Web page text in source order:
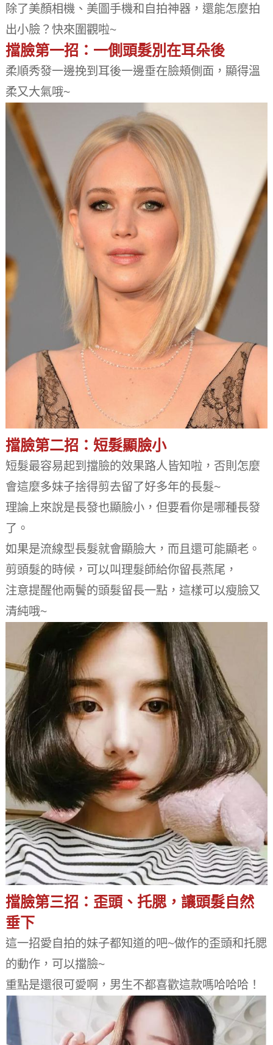
除了美顏相機、美圖手機和自拍神器，還能怎麼拍
出小臉？ 快來圍觀啦~
擋臉第一招：一側頭髮別在耳朵後
柔順秀發一邊挽到耳後一邊垂在臉頰側面，顯得溫
柔又大氣哦~
擋臉第二招：短髮顯臉小
短髮最容易起到擋臉的效果路人皆知啦，否則怎麼
會這麼多妹子捨得剪去留了好多年的長髮~
理論上來說是長發也顯臉小，但要看你是哪種長發
了。
如果是流線型長髮就會顯臉大，而且還可能顯老。
剪頭髮的時候，可以叫理髮師給你留長燕尾，
注意提醒他兩鬢的頭髮留長一點，這樣可以瘦臉又
清純哦~
擋臉第三招：歪頭、托腮，讓頭髮自然
垂下
這一招愛自拍的妹子都知道的吧~做作的歪頭和托腮
的動作，可以擋臉~
重點是還很可愛啊，男生不都喜歡這款嗎哈哈哈！